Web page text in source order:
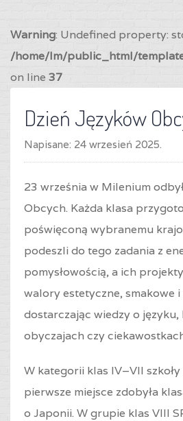
Warning: Undefined property:
/home/lm/public_html/
on line 37
Dzień Języków
Napisane: 24 wrzesień 2025.
23 września w Milenium
Obcych. Każda klasa
poświęconą wybranemu
podeszli do tego zadania z
pomysłowością, a ich
walory estetyczne, smakowe
dostarczając wiedzy o
obyczajach czy
W kategorii klas IV–VII
pierwsze miejsce zdobyła
o Japonii. W grupie klas VIII